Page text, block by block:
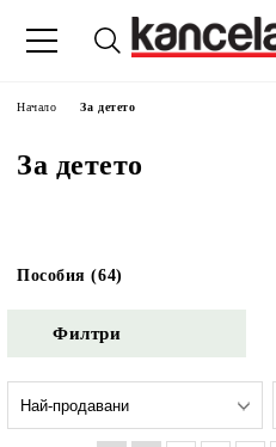
Начало За детето
За детето
Пособия (64)
Филтри